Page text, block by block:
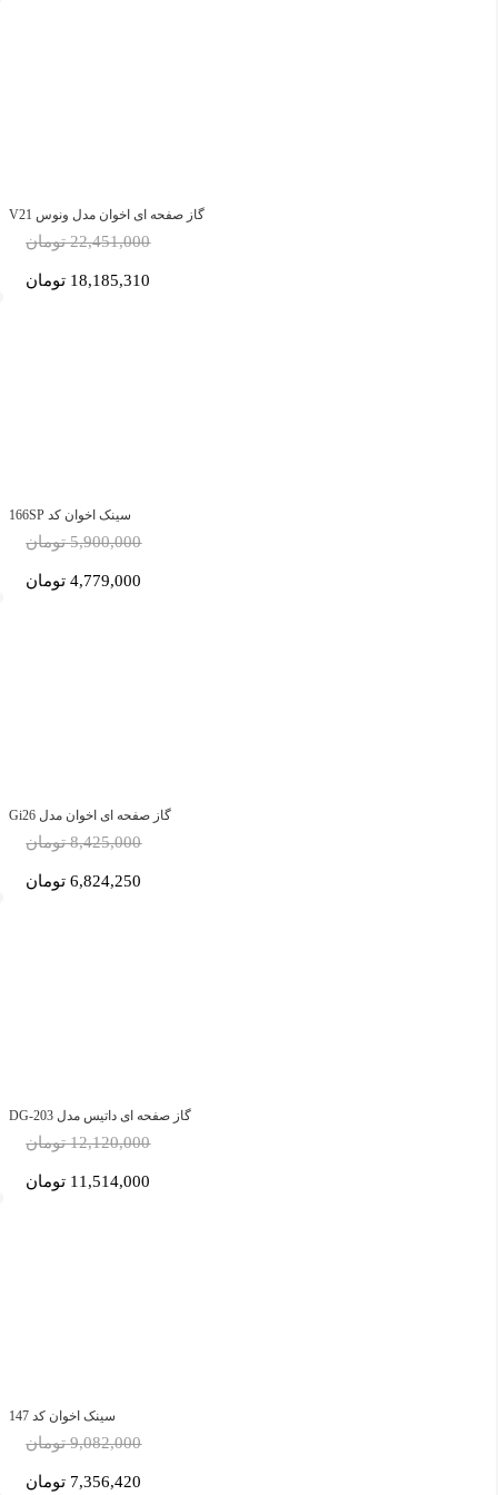
گاز صفحه ای اخوان مدل ونوس V21
22,451,000 تومان
18,185,310 تومان
سینک اخوان کد 166SP
5,900,000 تومان
4,779,000 تومان
گاز صفحه ای اخوان مدل Gi26
8,425,000 تومان
6,824,250 تومان
گاز صفحه ای داتیس مدل DG-203
12,120,000 تومان
11,514,000 تومان
سینک اخوان کد 147
9,082,000 تومان
7,356,420 تومان